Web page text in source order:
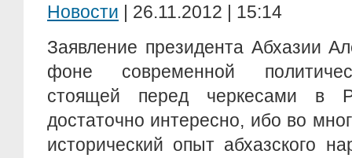
Новости | 26.11.2012 | 15:14
Заявление президента Абхазии
фоне современной
стоящей перед черкесами в
достаточно интересно, ибо во
исторический опыт абхазского